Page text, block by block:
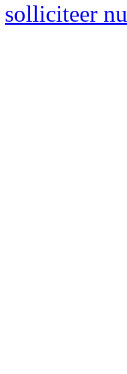
solliciteer nu